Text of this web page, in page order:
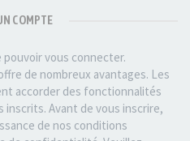
COMPTE
vous connecter.
de nombreux avantages. Les
accorder des fonctionnalités
Avant de vous inscrire,
de nos conditions